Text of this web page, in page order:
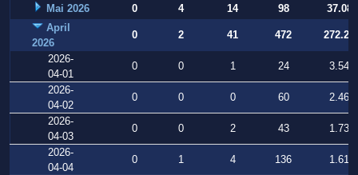
Mai 2026 0 4 14 98
37.084
April
2026
0 2 41 472
2026-
04-01
0 0 1 24
3.540
2026-
04-02
0 0 0 60
2.467
2026-
04-03
0 0 2 43
1.730
2026-
04-04
0 1 4 136
1.613